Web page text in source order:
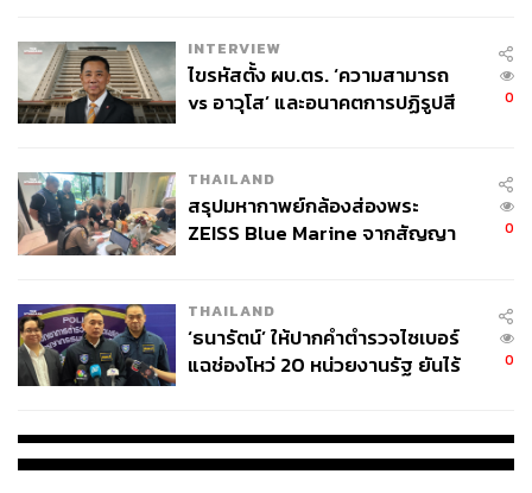
INTERVIEW
ไขรหัสตั้ง ผบ.ตร. ‘ความสามารถ
vs อาวุโส’ และอนาคตการปฏิรูปสี
0
THAILAND
สรุปมหากาพย์กล้องส่องพระ
ZEISS Blue Marine จากสัญญา
จ่ายหนี้-แอบระบุแบรนด์
0
THAILAND
‘ธนารัตน์’ ให้ปากคำตำรวจไซเบอร์
แฉช่องโหว่ 20 หน่วยงานรัฐ ยันไร้
0